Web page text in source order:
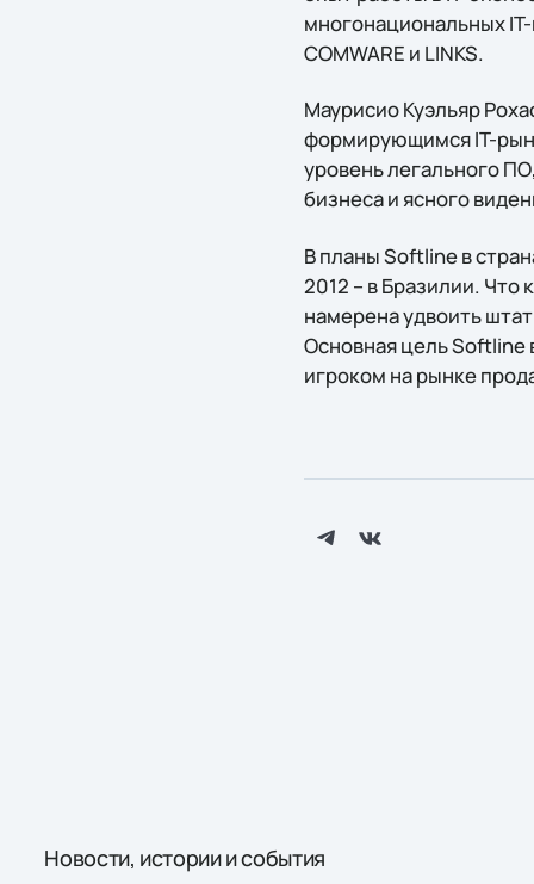
многонациональных
COMWARE и LINKS.
Маурисио Куэльяр
формирующимся IT-
уровень легального
бизнеса и ясного
В планы Softline в
2012 – в Бразилии. Что
намерена удвоить
Основная цель Softline
игроком на рынке
Новости, истории и события